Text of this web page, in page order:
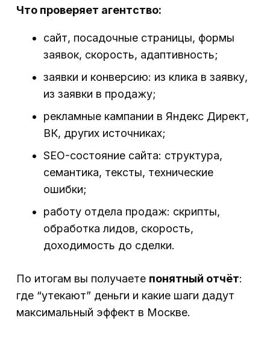
Что проверяет агентство:
сайт, посадочные страницы, формы
заявок, скорость, адаптивность;
заявки и конверсию: из клика в заявку,
из заявки в продажу;
рекламные кампании в Яндекс Директ,
ВК, других источниках;
SEO-состояние сайта: структура,
семантика, тексты, технические
ошибки;
работу отдела продаж: скрипты,
обработка лидов, скорость,
доходимость до сделки.
По итогам вы получаете понятный отчёт:
где “утекают” деньги и какие шаги дадут
максимальный эффект в Москве.